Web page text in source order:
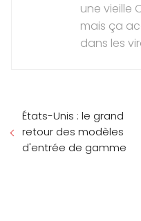
une vieille
mais ça
dans les
États-Unis : le grand
retour des modèles
d'entrée de gamme